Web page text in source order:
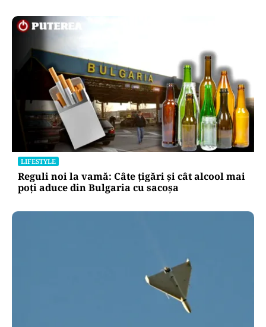
LIFESTYLE
Reguli noi la vamă: Câte țigări și cât alcool mai
poți aduce din Bulgaria cu sacoșa